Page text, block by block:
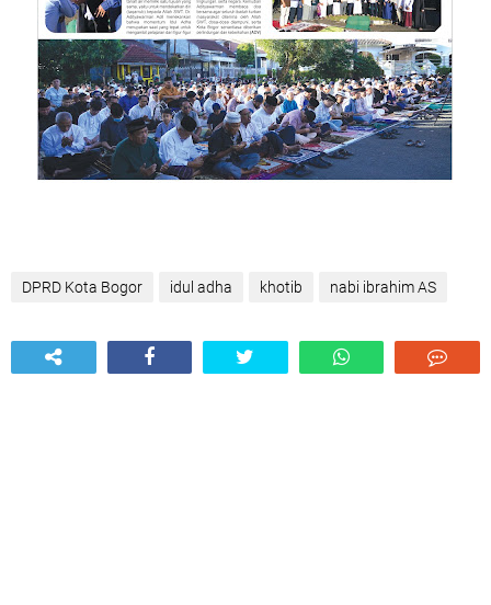
DPRD Kota Bogor idul adha khotib nabi ibrahim AS